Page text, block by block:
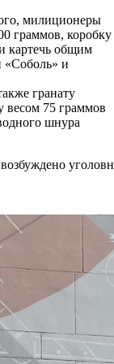
милиционеры
граммов, коробку
картечь общим
«Соболь» и
гранату
весом 75 граммов
шнура